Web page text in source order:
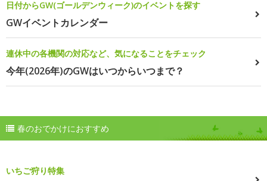
日付からGW(ゴールデンウィーク)のイベントを探す
GWイベントカレンダー
連休中の各機関の対応など、気になることをチェック
今年(2026年)のGWはいつからいつまで？
春のおでかけにおすすめ
いちご狩り特集